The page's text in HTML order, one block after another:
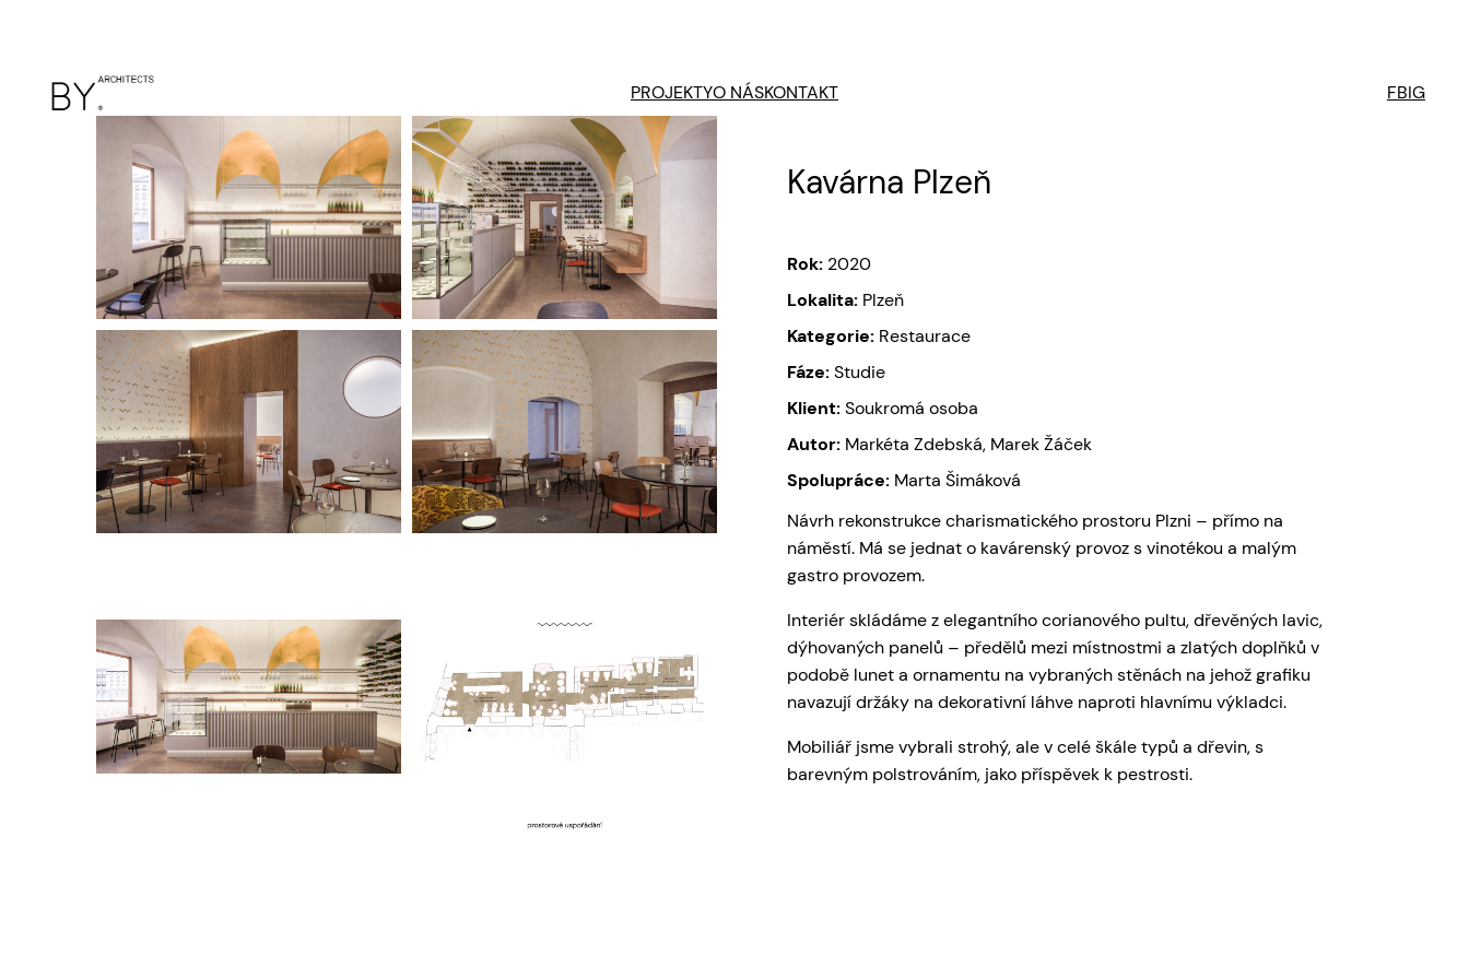
PROJEKTYO NÁSKONTAKT FBIG
Kavárna Plzeň
Rok: 2020
Lokalita: Plzeň
Kategorie: Restaurace
Fáze:Studie
Klient:Soukromá osoba
Autor: Markéta Zdebská, Marek Žáček
Spolupráce: Marta Šimáková
Návrh rekonstrukce charismatického prostoru Plzni – přímo na
náměstí. Má se jednat o kavárenský provoz s vinotékou a malým
gastro provozem.
Interiér skládáme z elegantního corianového pultu, dřevěných lavic,
dýhovaných panelů – předělů mezi místnostmi a zlatých doplňků v
podobě lunet a ornamentu na vybraných stěnách na jehož grafiku
navazují držáky na dekorativní láhve naproti hlavnímu výkladci.
Mobiliář jsme vybrali strohý, ale v celé škále typů a dřevin, s
barevným polstrováním, jako příspěvek k pestrosti.